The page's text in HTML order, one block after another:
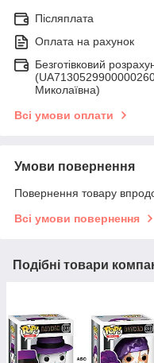
Післяплата
Оплата на рахунок
Безготівковий
Миколаївна)
Всі умови оплати
Умови повернення
Повернення товару
Всі умови повернення
Подібні товари